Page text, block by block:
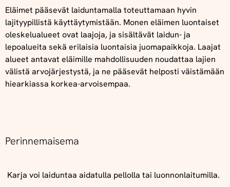
Eläimet pääsevät laiduntamalla toteuttamaan hyvin
lajityypillistä käyttäytymistään. Monen eläimen luontaiset
oleskelualueet ovat laajoja, ja sisältävät laidun- ja
lepoalueita sekä erilaisia luontaisia juomapaikkoja. Laajat
alueet antavat eläimille mahdollisuuden noudattaa lajien
välistä arvojärjestystä, ja ne pääsevät helposti väistämään
hiearkiassa korkea-arvoisempaa.
Perinnemaisema
Karja voi laiduntaa aidatulla pellolla tai luonnonlaitumilla.